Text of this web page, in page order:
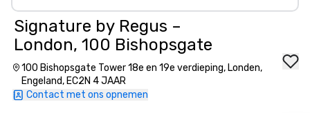
Signature by Regus –
London, 100 Bishopsgate
100 Bishopsgate Tower 18e en 19e verdieping, Londen,
Engeland, EC2N 4 JAAR
Contact met ons opnemen